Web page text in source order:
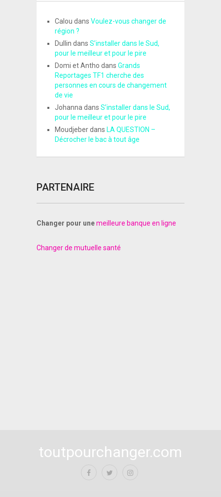
Calou dans Voulez-vous changer de
région ?
Dullin dans S’installer dans le Sud,
pour le meilleur et pour le pire
Domi et Antho dans Grands
Reportages TF1 cherche des
personnes en cours de changement
de vie
Johannadans S’installer dans le Sud,
pour le meilleur et pour le pire
Moudjeberdans LA QUESTION –
Décrocher le bac à tout âge
PARTENAIRE
Changer pour unemeilleure banque en ligne
Changer de mutuelle santé
toutpourchanger.com